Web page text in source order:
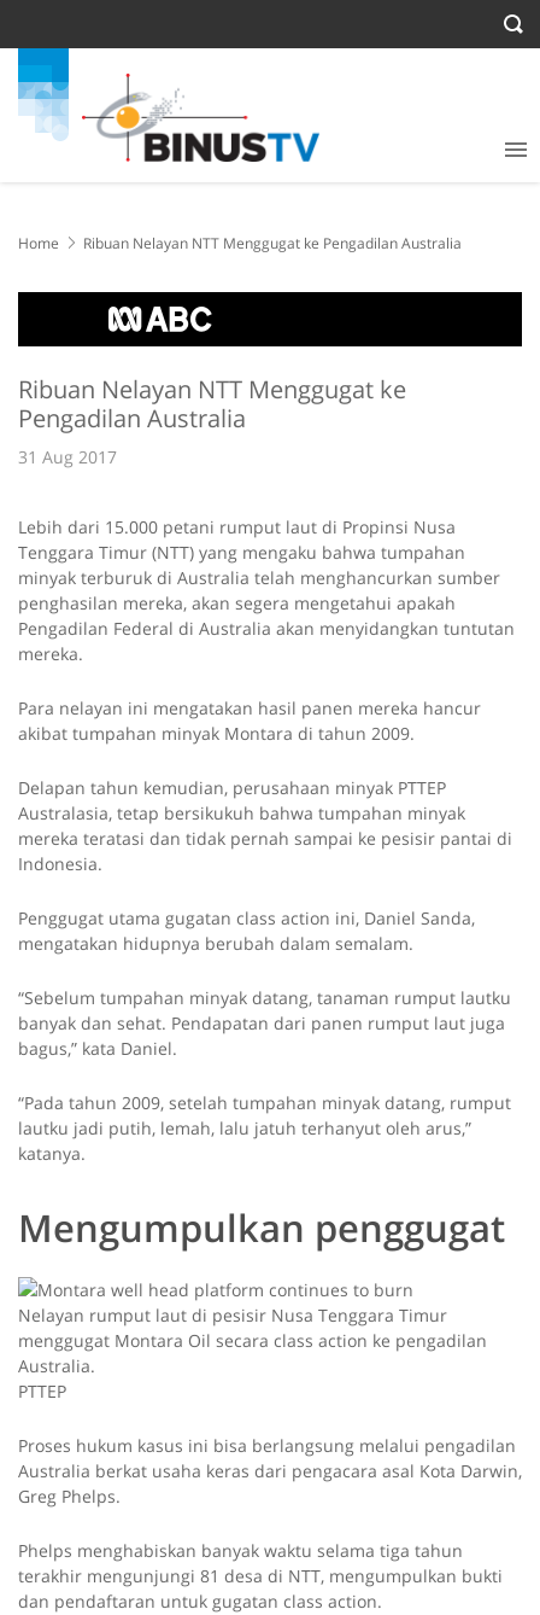
Home Ribuan Nelayan NTT Menggugat ke Pengadilan Australia
Ribuan Nelayan NTT Menggugat ke
Pengadilan Australia
31 Aug 2017
Lebih dari 15.000 petani rumput laut di Propinsi Nusa
Tenggara Timur (NTT) yang mengaku bahwa tumpahan
minyak terburuk di Australia telah menghancurkan sumber
penghasilan mereka, akan segera mengetahui apakah
Pengadilan Federal di Australia akan menyidangkan tuntutan
mereka.
Para nelayan ini mengatakan hasil panen mereka hancur
akibat tumpahan minyak Montara di tahun 2009.
Delapan tahun kemudian, perusahaan minyak PTTEP
Australasia, tetap bersikukuh bahwa tumpahan minyak
mereka teratasi dan tidak pernah sampai ke pesisir pantai di
Indonesia.
Penggugat utama gugatan class action ini, Daniel Sanda,
mengatakan hidupnya berubah dalam semalam.
“Sebelum tumpahan minyak datang, tanaman rumput lautku
banyak dan sehat. Pendapatan dari panen rumput laut juga
bagus,” kata Daniel.
“Pada tahun 2009, setelah tumpahan minyak datang, rumput
lautku jadi putih, lemah, lalu jatuh terhanyut oleh arus,”
katanya.
Mengumpulkan penggugat
Nelayan rumput laut di pesisir Nusa Tenggara Timur
menggugat Montara Oil secara class action ke pengadilan
Australia.
PTTEP
Proses hukum kasus ini bisa berlangsung melalui pengadilan
Australia berkat usaha keras dari pengacara asal Kota Darwin,
Greg Phelps.
Phelps menghabiskan banyak waktu selama tiga tahun
terakhir mengunjungi 81 desa di NTT, mengumpulkan bukti
dan pendaftaran untuk gugatan class action.